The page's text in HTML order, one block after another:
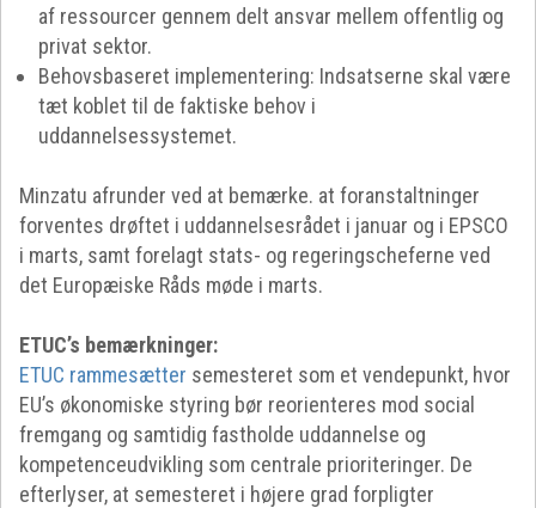
af ressourcer gennem delt ansvar mellem offentlig og
privat sektor.
Behovsbaseret implementering: Indsatserne skal være
tæt koblet til de faktiske behov i
uddannelsessystemet.
Minzatu afrunder ved at bemærke. at foranstaltninger
forventes drøftet i uddannelsesrådet i januar og i EPSCO
i marts, samt forelagt stats- og regeringscheferne ved
det Europæiske Råds møde i marts.
ETUC’s bemærkninger:
ETUC rammesætter semesteret som et vendepunkt, hvor
EU’s økonomiske styring bør reorienteres mod social
fremgang og samtidig fastholde uddannelse og
kompetenceudvikling som centrale prioriteringer. De
efterlyser, at semesteret i højere grad forpligter